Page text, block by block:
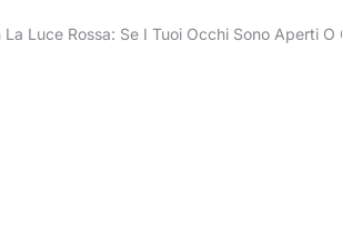
La Luce Rossa: Se I Tuoi Occhi Sono Aperti